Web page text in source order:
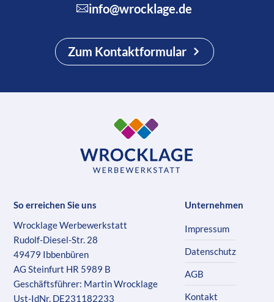
info@wrocklage.de
Zum Kontaktformular
So erreichen Sie uns
Wrocklage Werbewerkstatt
Rudolf-Diesel-Str. 28
49479 Ibbenbüren
AG Steinfurt HR 5989 B
Geschäftsführer: Martin Wrocklage
Ust-IdNr. DE231182233
Unternehmen
Impressum
Datenschutz
AGB
Kontakt